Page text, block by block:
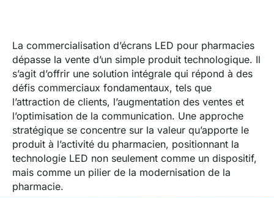
La commercialisation d’écrans LED pour pharmacies
dépasse la vente d’un simple produit technologique. Il
s’agit d’offrir une solution intégrale qui répond à des
défis commerciaux fondamentaux, tels que
l’attraction de clients, l’augmentation des ventes et
l’optimisation de la communication. Une approche
stratégique se concentre sur la valeur qu’apporte le
produit à l’activité du pharmacien, positionnant la
technologie LED non seulement comme un dispositif,
mais comme un pilier de la modernisation de la
pharmacie.